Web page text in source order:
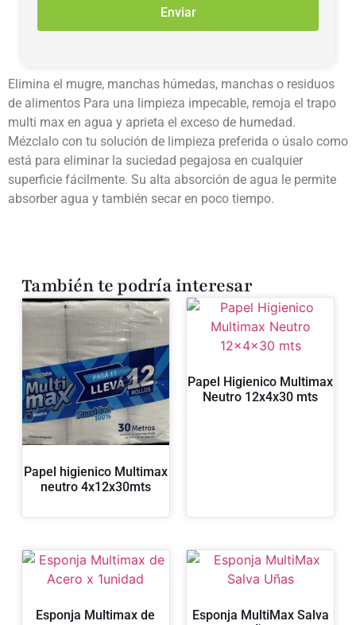
Enviar
Elimina el mugre, manchas húmedas, manchas o residuos
de alimentos Para una limpieza impecable, remoja el trapo
multi max en agua y aprieta el exceso de humedad.
Mézclalo con tu solución de limpieza preferida o úsalo como
está para eliminar la suciedad pegajosa en cualquier
superficie fácilmente. Su alta absorción de agua le permite
absorber agua y también secar en poco tiempo.
También te podría interesar
Papel higienico Multimax
neutro 4x12x30mts
Papel Higienico Multimax
Neutro 12x4x30 mts
Esponja Multimax de
Esponja MultiMax Salva